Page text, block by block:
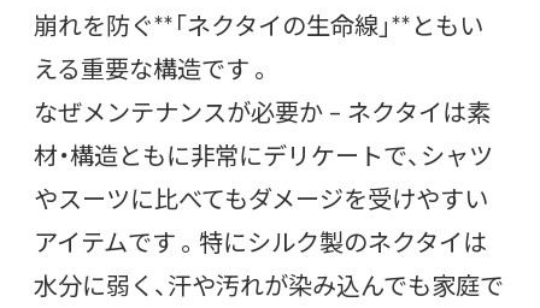
崩れを防ぐ**「ネクタイの生命線」**ともい
える重要な構造です 。
なぜメンテナンスが必要か – ネクタイは素
材・構造ともに非常にデリケートで、シャツ
やスーツに比べてもダメージを受けやすい
アイテムです 。特にシルク製のネクタイは
水分に弱く、汗や汚れが染み込んでも家庭で